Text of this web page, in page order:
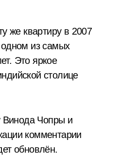
же квартиру в 2007
одном из самых
Это яркое
столице
Винода Чопры и
комментарии
обновлён.